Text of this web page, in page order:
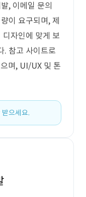
, 이메일 문의
이 요구되며, 제
자인에 맞게 보
. 참고 사이트로
며, UI/UX 및 톤
으세요.